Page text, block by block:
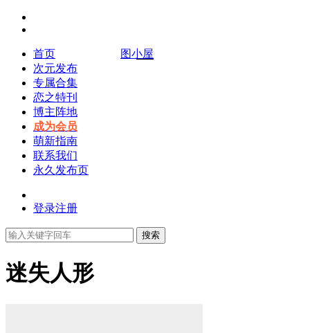
图小屋
首页
次元发布
专属合集
恋之特刊
博主阵地
成为会员
萌新指南
联系我们
永久发布页
登录注册
搜索
迷失人形